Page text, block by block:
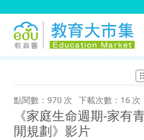
點閱數：970 次 下載次數：16 次
《家庭生命週期-家有
閒規劃》影片